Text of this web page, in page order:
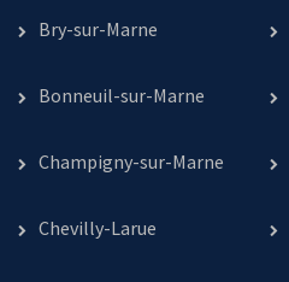
Bry-sur-Marne
Bonneuil-sur-Marne
Champigny-sur-Marne
Chevilly-Larue